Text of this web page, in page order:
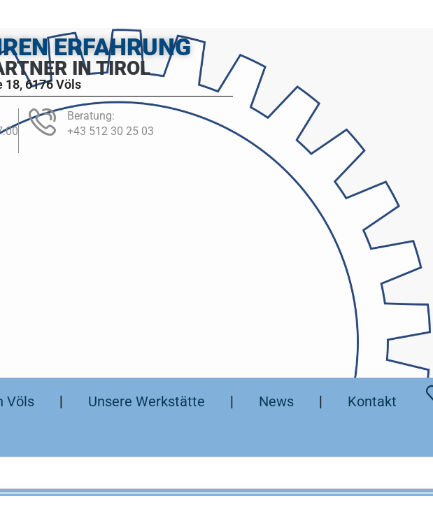
ERFAHRUNG
IN TIROL
18, 6176 Völs
Beratung:
+43 512 30 25 03
Völs ❘ Unsere Werkstätte ❘ News ❘ Kontakt